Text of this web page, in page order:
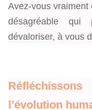
Avez-vous vraiment
désagréable
dévaloriser, à vous
l’évolution